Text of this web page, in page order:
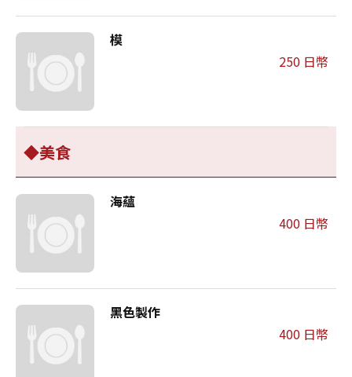
模
250 日幣
◆美食
海蘊
400 日幣
黑色製作
400 日幣